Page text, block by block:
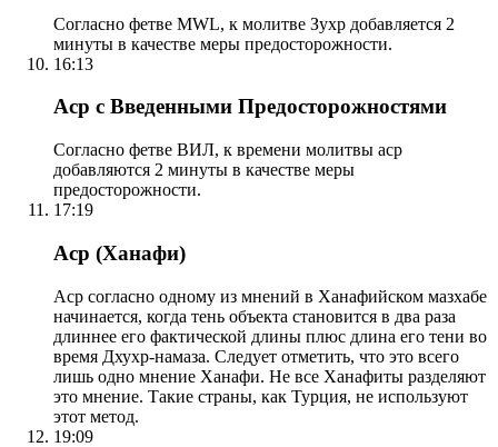
Согласно фетве MWL, к молитве Зухр добавляется 2
минуты в качестве меры предосторожности.
16:13
Аср с Введенными Предосторожностями
Согласно фетве ВИЛ, к времени молитвы аср
добавляются 2 минуты в качестве меры
предосторожности.
17:19
Аср (Ханафи)
Аср согласно одному из мнений в Ханафийском мазхабе
начинается, когда тень объекта становится в два раза
длиннее его фактической длины плюс длина его тени во
время Дхухр-намаза. Следует отметить, что это всего
лишь одно мнение Ханафи. Не все Ханафиты разделяют
это мнение. Такие страны, как Турция, не используют
этот метод.
19:09